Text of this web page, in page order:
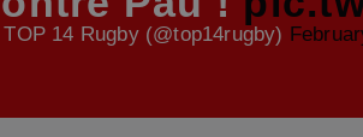
14 Rugby (@top14rugby)